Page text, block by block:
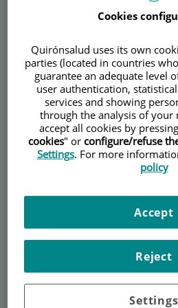
DescripcióServeisEquipContacte
Horari
Demanar
Pruebas
Qué
realizarse, y
Cookies
Quirónsalud uses its own
parties (located in countries
guarantee an adequate level
user authentication,
services and showing
through the analysis of your
accept all cookies by
cookies" or configure/refuse
Settings. For more
policy
Settings
Reject
Accept